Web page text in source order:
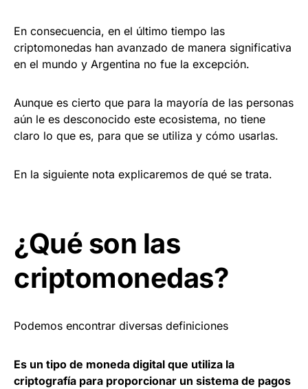
En consecuencia, en el último tiempo las
criptomonedas han avanzado de manera significativa
en el mundo y Argentina no fue la excepción.
Aunque es cierto que para la mayoría de las personas
aún le es desconocido este ecosistema, no tiene
claro lo que es, para que se utiliza y cómo usarlas.
En la siguiente nota explicaremos de qué se trata.
¿Qué son las
criptomonedas?
Podemos encontrar diversas definiciones
Es un tipo de moneda digital que utiliza la
criptografía para proporcionar un sistema de pagos